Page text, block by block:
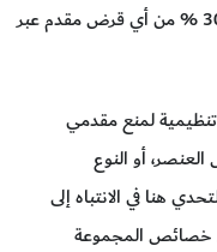
باستخدام ميزانياتها العمومية لتمويل 30 % من أي قرض مقدم عبر
لمنع مقدمي
أو النوع
هنا في الانتباه إلى
خصائص المجموعة